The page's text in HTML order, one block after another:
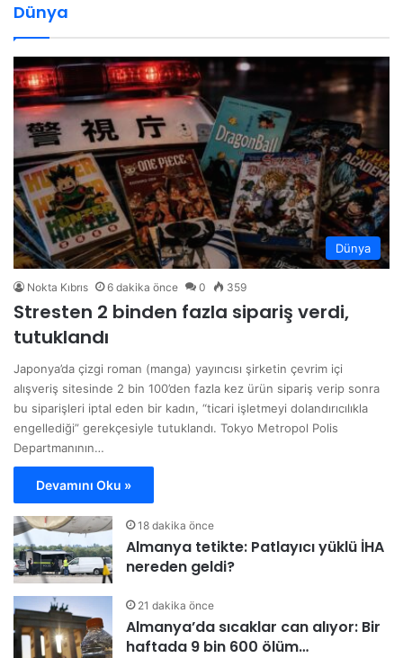
Dünya
Dünya
Nokta Kıbrıs 6 dakika önce 0 359
Stresten 2 binden fazla sipariş verdi,
tutuklandı
Japonya’da çizgi roman (manga) yayıncısı şirketin çevrim içi
alışveriş sitesinde 2 bin 100’den fazla kez ürün sipariş verip sonra
bu siparişleri iptal eden bir kadın, “ticari işletmeyi dolandırıcılıkla
engellediği” gerekçesiyle tutuklandı. Tokyo Metropol Polis
Departmanının…
Devamını Oku »
18 dakika önce
Almanya tetikte: Patlayıcı yüklü İHA
nereden geldi?
21 dakika önce
Almanya’da sıcaklar can alıyor: Bir
haftada 9 bin 600 ölüm…